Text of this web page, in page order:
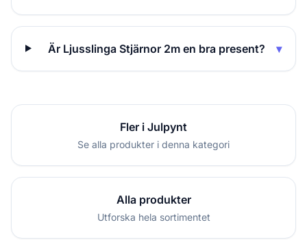
Är Ljusslinga Stjärnor 2m en bra present? ▾
Fler i Julpynt
Se alla produkter i denna kategori
Alla produkter
Utforska hela sortimentet